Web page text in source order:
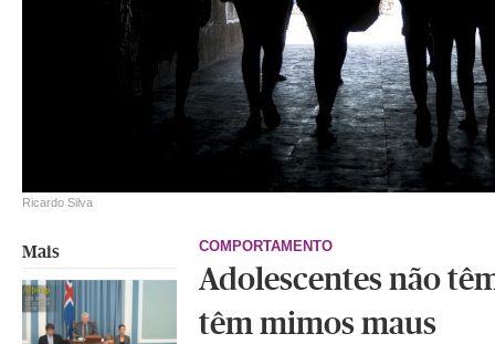
Ricardo Silva
COMPORTAMENTO
Adolescentes não
têm mimos maus
Mais